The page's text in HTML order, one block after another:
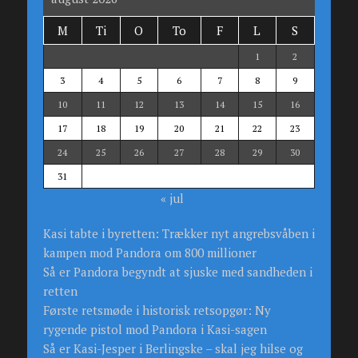
M
Ti O To F L S
1
2
3
4 5 6 7 8
9
10
11 12 13 14 15
16
17
18 19 20 21 22
23
24
25 26 27 28 29
30
31
« jul
Kasi tabte i byretten: Trækker nyt angrebsvåben i
kampen mod Pandora om 800 millioner
Så er Pandora begyndt at sjuske med sandheden i
retten
Første retsmøde i historisk retsopgør: Ny
rygende pistol mod Pandora i Kasi-sagen
Så er Kasi-Jesper i Berlingske – skal jeg hilse og